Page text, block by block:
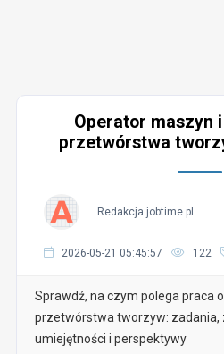
Operator maszyn
przetwórstwa
Redakcja jobtime.pl
2026-05-21 05:45:57 122
Sprawdź, na czym polega praca
przetwórstwa tworzyw: zadania,
umiejętności i perspektywy